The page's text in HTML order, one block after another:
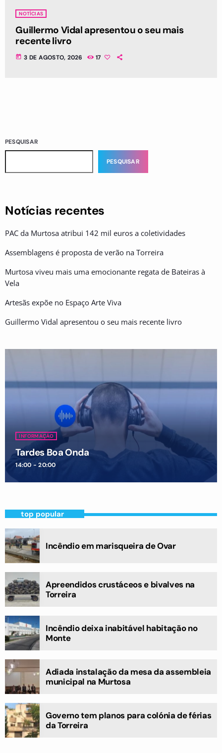
NOTÍCIAS
Guillermo Vidal apresentou o seu mais
recente livro
today 3 DE AGOSTO, 2026 17
PESQUISAR
PESQUISAR
Notícias recentes
PAC da Murtosa atribui 142 mil euros a coletividades
Assemblagens é proposta de verão na Torreira
Murtosa viveu mais uma emocionante regata de Bateiras à
Vela
Artesãs expõe no Espaço Arte Viva
Guillermo Vidal apresentou o seu mais recente livro
INFORMAÇÃO
Tardes Boa Onda
14:00 - 20:00
top popular
Incêndio em marisqueira de Ovar
Apreendidos crustáceos e bivalves na
Torreira
Incêndio deixa inabitável habitação no
Monte
Adiada instalação da mesa da assembleia
municipal na Murtosa
Governo tem planos para colónia de férias
da Torreira